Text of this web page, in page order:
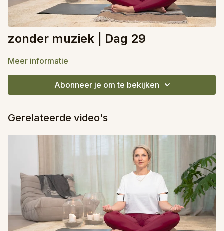
zonder muziek | Dag 29
Meer informatie
Abonneer je om te bekijken
Gerelateerde video's